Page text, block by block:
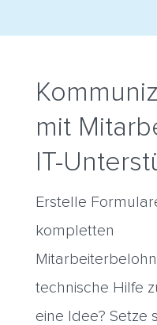
mit
IT-
Erstelle
kompletten
technische Hilfe
eine Idee? Setze